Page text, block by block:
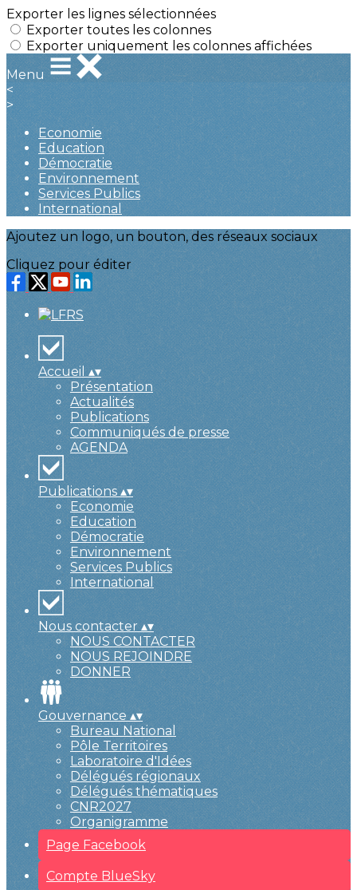
Exporter les lignes sélectionnées
Exporter toutes les colonnes
Exporter uniquement les colonnes affichées
Menu
<
>
Economie
Education
Démocratie
Environnement
Services Publics
International
Ajoutez un logo, un bouton, des réseaux sociaux
Cliquez pour éditer
Accueil▴▾
Présentation
Actualités
Publications
Communiqués de presse
AGENDA
Publications▴▾
Economie
Education
Démocratie
Environnement
Services Publics
International
Nous contacter▴▾
NOUS CONTACTER
NOUS REJOINDRE
DONNER
Gouvernance▴▾
Bureau National
Pôle Territoires
Laboratoire d'Idées
Délégués régionaux
Délégués thématiques
CNR2027
Organigramme
Page Facebook
Compte BlueSky